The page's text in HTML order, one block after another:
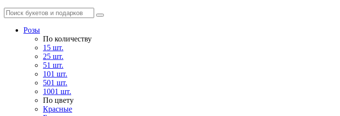
Розы
По количеству
15 шт.
25 шт.
51 шт.
101 шт.
501 шт.
1001 шт.
По цвету
Красные